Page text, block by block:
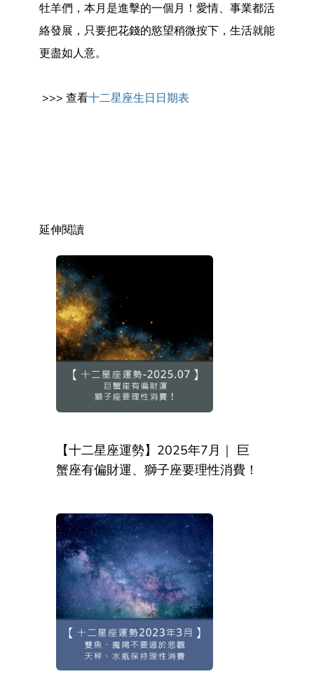
牡羊們，本月是進擊的一個月！愛情、事業都活
絡發展，只要把花錢的慾望稍微按下，生活就能
更盡如人意。
>>> 查看十二星座生日日期表
延伸閱讀
【十二星座運勢】2025年7月｜ 巨
蟹座有偏財運、獅子座要理性消費！